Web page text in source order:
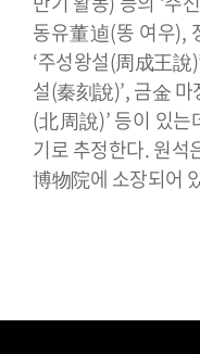
동유董逌(똥 여우),
‘주성왕설(周成王說
설(秦刻說)’, 금金
(北周說)’ 등이 있
기로 추정한다. 원
博物院에 소장되어